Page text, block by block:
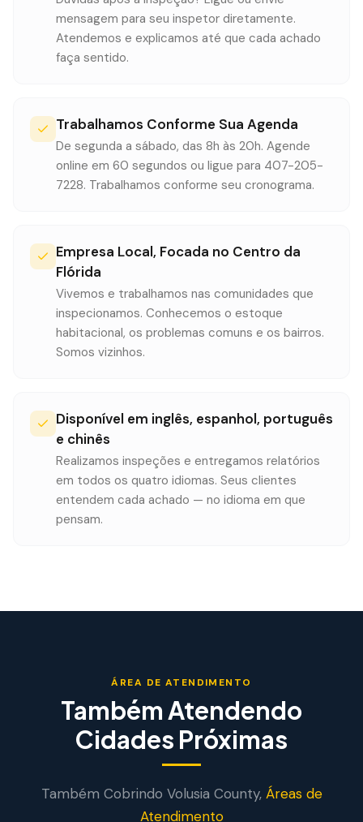
mensagem para seu inspetor diretamente.
Atendemos e explicamos até que cada achado
faça sentido.
Trabalhamos Conforme Sua Agenda
De segunda a sábado, das 8h às 20h. Agende
online em 60 segundos ou ligue para 407-205-
7228. Trabalhamos conforme seu cronograma.
Empresa Local, Focada no Centro da
Flórida
Vivemos e trabalhamos nas comunidades que
inspecionamos. Conhecemos o estoque
habitacional, os problemas comuns e os bairros.
Somos vizinhos.
Disponível em inglês, espanhol, português
e chinês
Realizamos inspeções e entregamos relatórios
em todos os quatro idiomas. Seus clientes
entendem cada achado — no idioma em que
pensam.
ÁREA DE ATENDIMENTO
Também Atendendo
Cidades Próximas
Também Cobrindo Volusia County, Áreas de
Atendimento